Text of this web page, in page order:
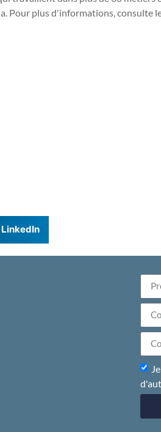
Pour plus d'informations, consulte
LinkedIn